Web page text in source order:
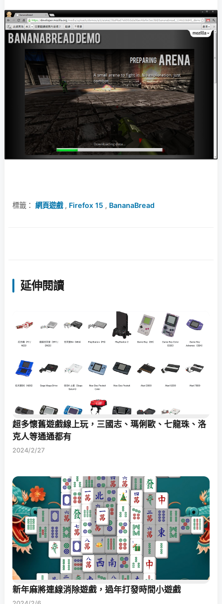
標籤： 網頁遊戲, Firefox 15 , BananaBread
延伸閱讀
超多懷舊遊戲線上玩，三國志、瑪俐歐、七龍珠、洛
克人等通通都有
2024/2/27
新年麻將連線消除遊戲，過年打發時間小遊戲